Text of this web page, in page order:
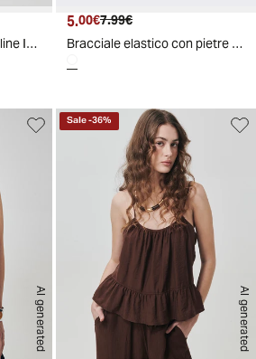
Top Plissettato con Spalline Imbottite - Verde
Prezzo attuale
5.00€ Prezzo originale
7.99€
Bracciale elastico con pietre e metallo - Crema
AI generated AI generated
Sale-36%